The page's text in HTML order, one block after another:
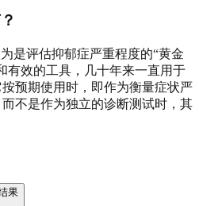
是评估抑郁症严重程度的“黄金
有效的工具，几十年来一直用于
预期使用时，即作为衡量症状严
不是作为独立的诊断测试时，其
果